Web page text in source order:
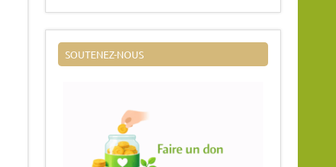
SOUTENEZ-NOUS